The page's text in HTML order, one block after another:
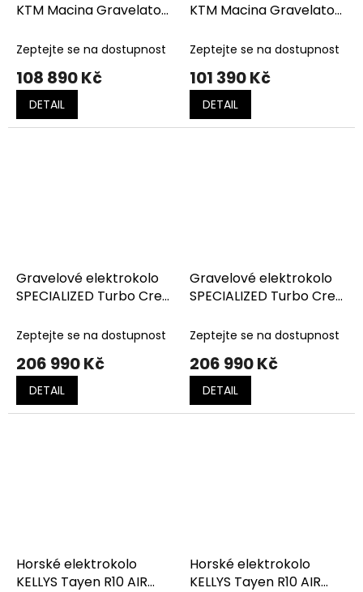
KTM Macina Gravelator
(DARK ORANGE)
Zeptejte se na dostupnost
108 890 Kč
DETAIL
KTM Macina Gravelator
(FRESH ORANGE)
Zeptejte se na dostupnost
101 390 Kč
DETAIL
Gravelové elektrokolo
SPECIALIZED Turbo Creo
Pearl/ Birch/ Black Pearl
Zeptejte se na dostupnost
206 990 Kč
DETAIL
Gravelové elektrokolo
SPECIALIZED Turbo Creo
Red Pearl / Doppio
Zeptejte se na dostupnost
206 990 Kč
DETAIL
Horské elektrokolo
KELLYS Tayen R10 AIR
Horské elektrokolo
KELLYS Tayen R10 AIR